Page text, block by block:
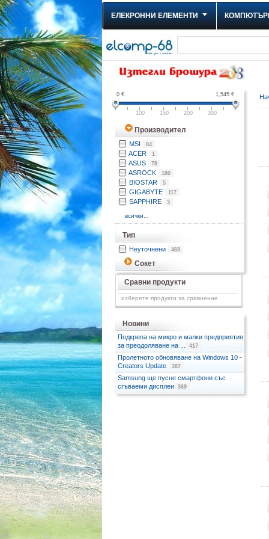
ЕЛЕКРОННИ ЕЛЕМЕНТИ
0 € 1,545 €
100 150 200 300
Производител
MSI 84
ACER 1
ASUS 78
ASROCK 180
BIOSTAR 5
GIGABYTE 117
SAPPHIRE 3
всички...
Тип
Неуточнени 469
Сокет
Сравни продукти
изберете продукти за сравнение
Новини
Подкрепа на микро и малки предприятия
за преодоляване на ...
417
Пролетното обновяване на Windows 10 -
Creators Update
387
Samsung ще пусне смартфони със
сгъваеми дисплеи 369